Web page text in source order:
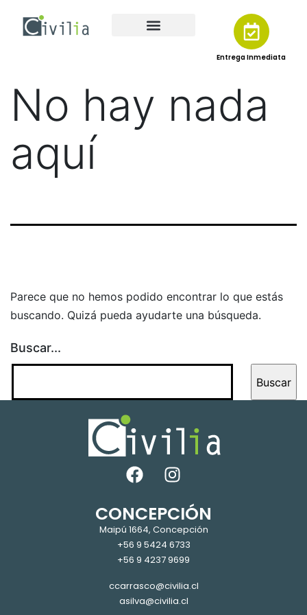
Entrega Inmediata
No hay nada
aquí
Parece que no hemos podido encontrar lo que estás
buscando. Quizá pueda ayudarte una búsqueda.
Buscar...
CONCEPCIÓN
Maipú 1664, Concepción
+56 9 5424 6733
+56 9 4237 9699
ccarrasco@civilia.cl
asilva@civilia.cl